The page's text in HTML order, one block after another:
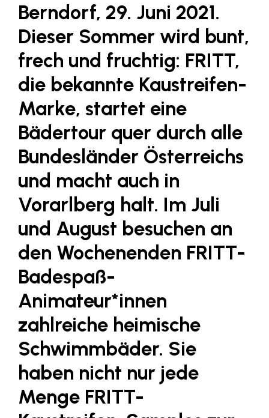
Designer Outlets Parndorf und Salzburg
DOMOFERM
Essity
FG UBIT Salzburg
foodaffairs
Fressnapf
FRoSTA
FV Energierohstoff & Kraftstoff
Gardena
Gas Connect Austria
GBV - Verband gemeinnütziger
Bauvereinigungen
Getzner Werkstoffe
Heimat Österreich
ikp
Johnson & Johnson
JELD-WEN DANA
LAT Nitrogen
Berndorf, 29. Juni 2021.
Dieser Sommer wird bunt,
frech und fruchtig: FRITT,
die bekannte Kaustreifen-
Marke, startet eine
Bädertour quer durch alle
Bundesländer Österreichs
und macht auch in
Vorarlberg halt. Im Juli
und August besuchen an
den Wochenenden FRITT-
Badespaß-
Animateur*innen
zahlreiche heimische
Schwimmbäder. Sie
haben nicht nur jede
Menge FRITT-